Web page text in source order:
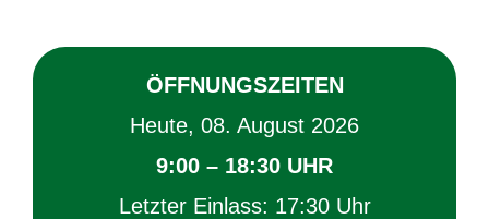
ÖFF­NUNGS­ZEI­TEN
Heu­te, 08. Au­gust 2026
9:00 – 18:30 UHR
Letz­ter Ein­lass: 17:30 Uhr